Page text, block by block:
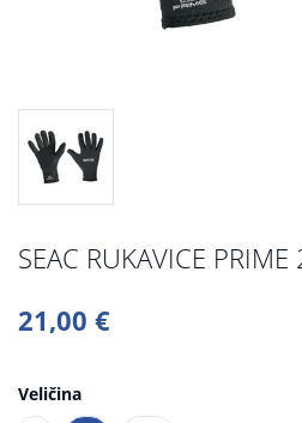
SEAC RUKAVICE
21,00 €
Veličina